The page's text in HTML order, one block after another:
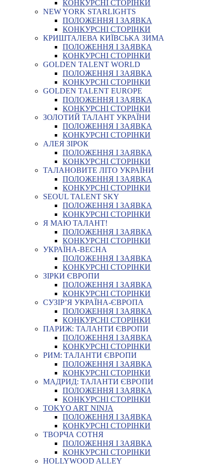
КОНКУРСНІ СТОРІНКИ
NEW YORK STARLIGHTS
ПОЛОЖЕННЯ І ЗАЯВКА
КОНКУРСНІ СТОРІНКИ
КРИШТАЛЕВА КИЇВСЬКА ЗИМА
ПОЛОЖЕННЯ І ЗАЯВКА
КОНКУРСНІ СТОРІНКИ
GOLDEN TALENT WORLD
ПОЛОЖЕННЯ І ЗАЯВКА
КОНКУРСНІ СТОРІНКИ
GOLDEN TALENT EUROPE
ПОЛОЖЕННЯ І ЗАЯВКА
КОНКУРСНІ СТОРІНКИ
ЗОЛОТИЙ ТАЛАНТ УКРАЇНИ
ПОЛОЖЕННЯ І ЗАЯВКА
КОНКУРСНІ СТОРІНКИ
АЛЕЯ ЗІРОК
ПОЛОЖЕННЯ І ЗАЯВКА
КОНКУРСНІ СТОРІНКИ
ТАЛАНОВИТЕ ЛІТО УКРАЇНИ
ПОЛОЖЕННЯ І ЗАЯВКА
КОНКУРСНІ СТОРІНКИ
SEOUL TALENT SKY
ПОЛОЖЕННЯ І ЗАЯВКА
КОНКУРСНІ СТОРІНКИ
Я МАЮ ТАЛАНТ!
ПОЛОЖЕННЯ І ЗАЯВКА
КОНКУРСНІ СТОРІНКИ
УКРАЇНА-ВЕСНА
ПОЛОЖЕННЯ І ЗАЯВКА
КОНКУРСНІ СТОРІНКИ
ЗІРКИ ЄВРОПИ
ПОЛОЖЕННЯ І ЗАЯВКА
КОНКУРСНІ СТОРІНКИ
СУЗІР’Я УКРАЇНА-ЄВРОПА
ПОЛОЖЕННЯ І ЗАЯВКА
КОНКУРСНІ СТОРІНКИ
ПАРИЖ: ТАЛАНТИ ЄВРОПИ
ПОЛОЖЕННЯ І ЗАЯВКА
КОНКУРСНІ СТОРІНКИ
РИМ: ТАЛАНТИ ЄВРОПИ
ПОЛОЖЕННЯ І ЗАЯВКА
КОНКУРСНІ СТОРІНКИ
МАДРИД: ТАЛАНТИ ЄВРОПИ
ПОЛОЖЕННЯ І ЗАЯВКА
КОНКУРСНІ СТОРІНКИ
TOKYO ART NINJA
ПОЛОЖЕННЯ І ЗАЯВКА
КОНКУРСНІ СТОРІНКИ
ТВОРЧА СОТНЯ
ПОЛОЖЕННЯ І ЗАЯВКА
КОНКУРСНІ СТОРІНКИ
HOLLYWOOD ALLEY